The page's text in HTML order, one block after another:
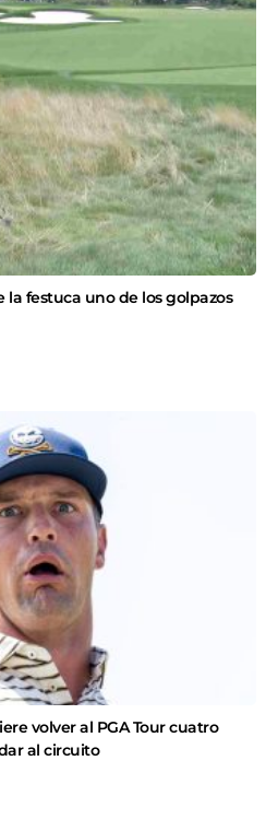
la festuca uno de los golpazos
volver al PGA Tour cuatro
al circuito